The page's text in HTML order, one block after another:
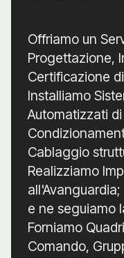
Offriamo un
Progettazione,
Certificazione
Installiamo
Automatizzati
Cablaggio
Realizziamo
e ne seguiamo
Forniamo
Comando,